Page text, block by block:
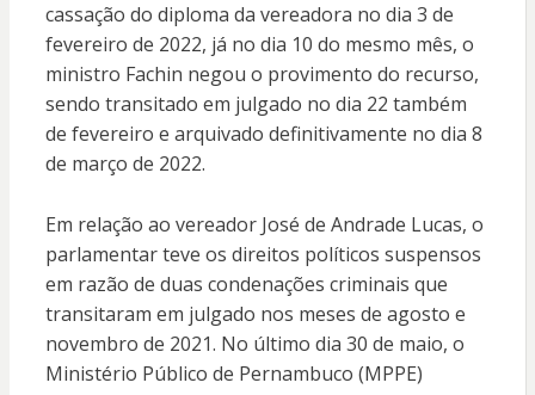
cassação do diploma da vereadora no dia 3 de
fevereiro de 2022, já no dia 10 do mesmo mês, o
ministro Fachin negou o provimento do recurso,
sendo transitado em julgado no dia 22 também
de fevereiro e arquivado definitivamente no dia 8
de março de 2022.
Em relação ao vereador José de Andrade Lucas, o
parlamentar teve os direitos políticos suspensos
em razão de duas condenações criminais que
transitaram em julgado nos meses de agosto e
novembro de 2021. No último dia 30 de maio, o
Ministério Público de Pernambuco (MPPE)